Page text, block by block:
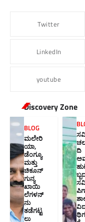
Twitter
LinkedIn
youtube
Discovery Zone
BLOG
ಮಲೇರಿ
ಯಾ,
ಡೆಂಗ್ಯೂ
ಮತ್ತು
ಚಿಕೂನ್
ಗುನ್ಯ
ಖಾಯಿ
ಲೆಗಳನ್
ನು
ತಡೆಗಟ್ಟ
ಲು
ದಿ